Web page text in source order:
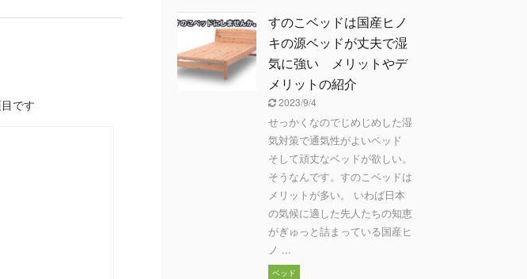
です
すのこベッドは国産ヒノ
キの源ベッドが丈夫で湿
気に強い メリットやデ
メリットの紹介
2023/9/4
せっかくなのでじめじめした湿
気対策で通気性がよいベッド
そして頑丈なベッドが欲しい。
そうなんです。すのこベッドは
メリットが多い。 いわば日本
の気候に適した先人たちの知恵
がぎゅっと詰まっている国産ヒ
ノ ...
ベッド